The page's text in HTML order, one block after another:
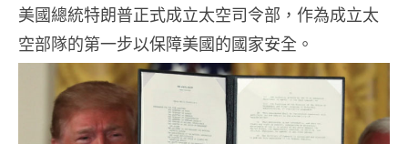
美國總統特朗普正式成立太空司令部，作為成立太
空部隊的第一步以保障美國的國家安全。